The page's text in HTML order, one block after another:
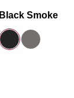
Black Smoke